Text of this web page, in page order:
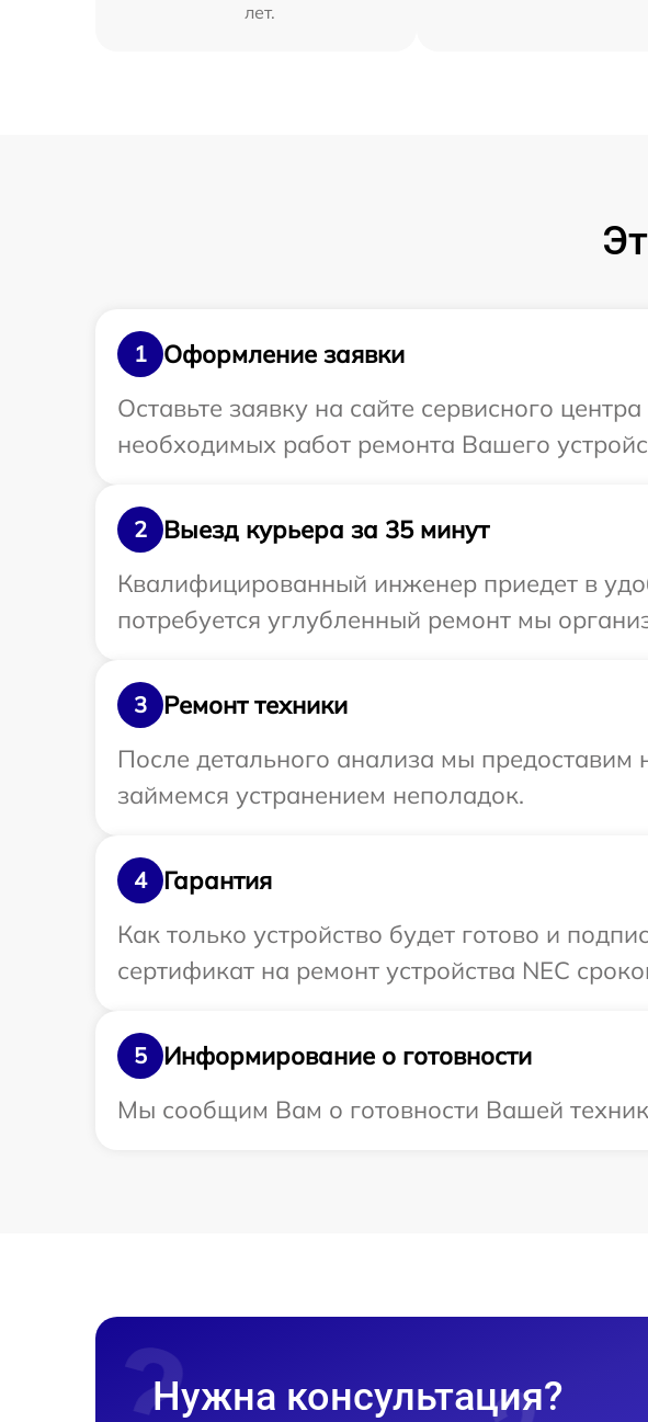
лет.
1
Оформление заявки
Оставьте заявку на сайте сервисного
необходимых работ ремонта Вашего
2
Выезд курьера за 35 минут
Квалифицированный инженер приедет в
потребуется углубленный ремонт мы
3
Ремонт техники
После детального анализа мы предоставим
займемся устранением неполадок.
4
Гарантия
Как только устройство будет готово и
сертификат на ремонт устройства NEC
5
Информирование о готовности
Мы сообщим Вам о готовности Вашей
Нужна консультация?